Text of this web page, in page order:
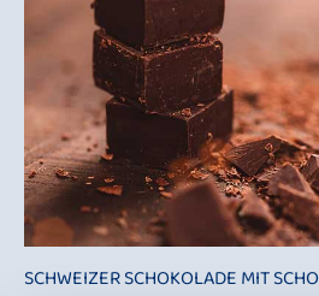
SCHWEIZER SCHOKOLADE MIT